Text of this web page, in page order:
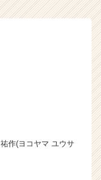
作(ヨコヤマ ユウサ